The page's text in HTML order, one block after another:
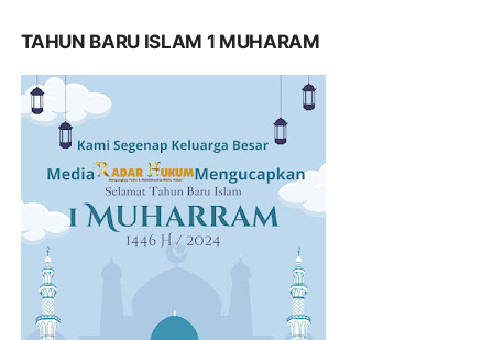
TAHUN BARU ISLAM 1 MUHARAM